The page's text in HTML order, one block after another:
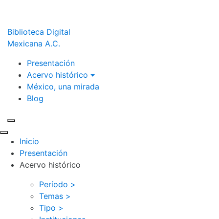
Biblioteca Digital
Mexicana A.C.
Presentación
Acervo histórico
México, una mirada
Blog
Inicio
Presentación
Acervo histórico
Período >
Temas >
Tipo >